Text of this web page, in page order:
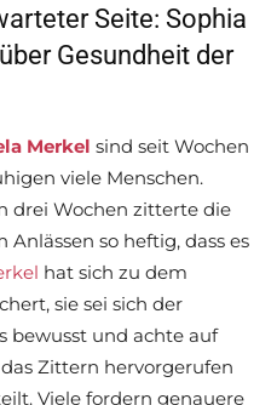
Seite: Sophia
Gesundheit der
Merkel sind seit Wochen
viele Menschen.
drei Wochen zitterte die
so heftig, dass es
hat sich zu dem
sie sei sich der
bewusst und achte auf
Zittern hervorgerufen
Viele fordern genauere